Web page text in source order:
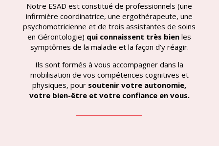
Notre ESAD est constitué de professionnels (une
infirmière coordinatrice, une ergothérapeute, une
psychomotricienne et de trois assistantes de soins
en Gérontologie) qui connaissent très bien les
symptômes de la maladie et la façon d’y réagir.
Ils sont formés à vous accompagner dans la
mobilisation de vos compétences cognitives et
physiques, pour soutenir votre autonomie,
votre bien-être et votre confiance en vous.